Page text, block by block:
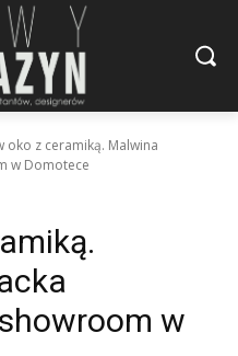
oko z ceramiką. Malwina
w Domotece
w